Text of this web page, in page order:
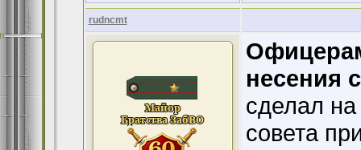
rudncmt
несения
сделал
совета